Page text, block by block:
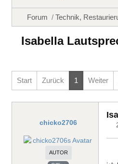
Forum Technik,
Isabella
Start Zurück 1 Weiter
chicko2706
AUTOR